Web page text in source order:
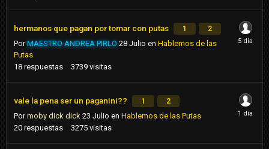
hermanos que pagan por tomar con putas 1 2
PorMAESTRO ANDREA PIRLO 28 Julio en Hablemos de las
Putas
18 respuestas 3739 visitas
vale la pena ser un paganini?? 1 2
Pormoby dick dick 23 Julio en Hablemos de las Putas
20 respuestas 3275 visitas